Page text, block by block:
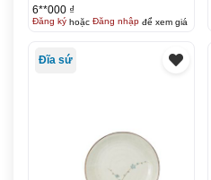
6**000 ₫
Đăng kýhoặc Đăng nhậpđể xem giá
Đĩa sứ